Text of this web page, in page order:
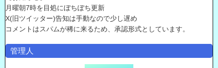
月曜朝7時を目処にぼちぼち更新
X(旧ツイッター)告知は手動なので少し遅め
コメントはスパムが稀に来るため、承認形式としています。
管理人